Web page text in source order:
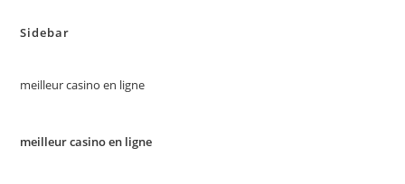
Sidebar
meilleur casino en ligne
meilleur casino en ligne